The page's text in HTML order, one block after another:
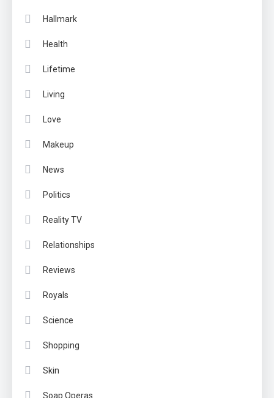
Hallmark
Health
Lifetime
Living
Love
Makeup
News
Politics
Reality TV
Relationships
Reviews
Royals
Science
Shopping
Skin
Soap Operas